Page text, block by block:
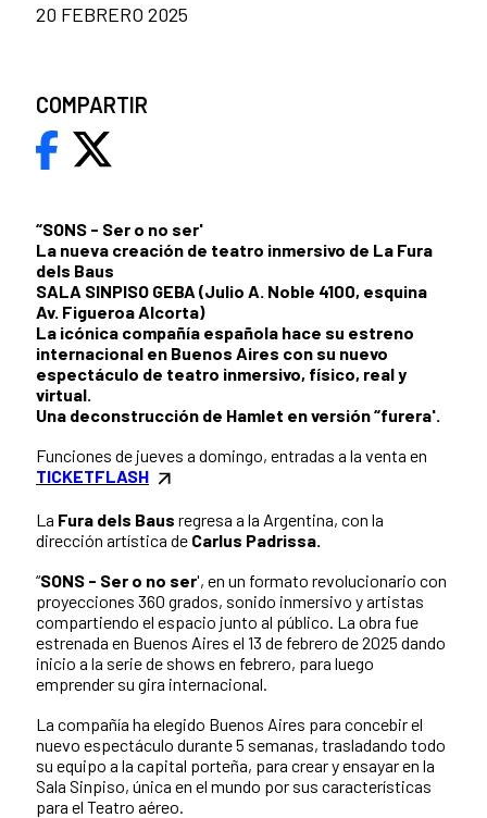
“SONS - Ser o no ser'
La nueva creación de teatro inmersivo de La Fura
dels Baus
SALA SINPISO GEBA (Julio A. Noble 4100, esquina
Av. Figueroa Alcorta)
La icónica compañía española hace su estreno
internacional en Buenos Aires con su nuevo
espectáculo de teatro inmersivo, físico, real y
virtual.
Una deconstrucción de Hamlet en versión “furera'.
Funciones de jueves a domingo, entradas a la venta en
TICKETFLASH
La Fura dels Baus regresa a la Argentina, con la
dirección artística de Carlus Padrissa.
“SONS - Ser o no ser', en un formato revolucionario con
proyecciones 360 grados, sonido inmersivo y artistas
compartiendo el espacio junto al público. La obra fue
estrenada en Buenos Aires el 13 de febrero de 2025 dando
inicio a la serie de shows en febrero, para luego
emprender su gira internacional.
La compañía ha elegido Buenos Aires para concebir el
nuevo espectáculo durante 5 semanas, trasladando todo
su equipo a la capital porteña, para crear y ensayar en la
Sala Sinpiso, única en el mundo por sus características
para el Teatro aéreo.
20 FEBRERO 2025
COMPARTIR